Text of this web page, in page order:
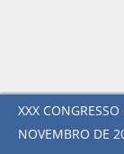
XXX
NOVEMBRO DE